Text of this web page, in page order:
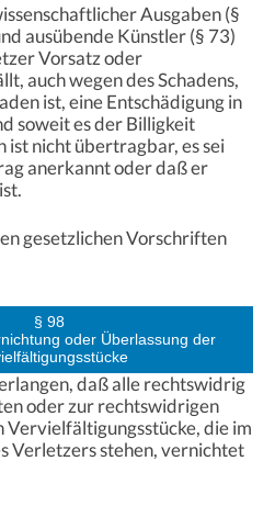
Ausgaben (§
ausübende Künstler (§ 73)
Vorsatz oder
auch wegen des Schadens,
ist, eine Entschädigung in
soweit es der Billigkeit
ist nicht übertragbar, es sei
anerkannt oder daß er
gesetzlichen Vorschriften
§ 98
oder Überlassung der
daß alle rechtswidrig
oder zur rechtswidrigen
die im
Verletzers stehen, vernichtet